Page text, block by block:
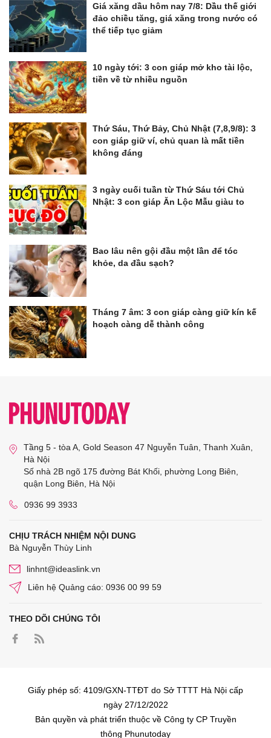
Giá xăng dầu hôm nay 7/8: Dầu thế giới
đảo chiều tăng, giá xăng trong nước có
thể tiếp tục giảm
10 ngày tới: 3 con giáp mở kho tài lộc,
tiền về từ nhiều nguồn
Thứ Sáu, Thứ Bảy, Chủ Nhật (7,8,9/8): 3
con giáp giữ ví, chủ quan là mất tiền
không đáng
3 ngày cuối tuần từ Thứ Sáu tới Chủ
Nhật: 3 con giáp Ăn Lộc Mẫu giàu to
Bao lâu nên gội đầu một lần để tóc
khỏe, da đầu sạch?
Tháng 7 âm: 3 con giáp càng giữ kín kế
hoạch càng dễ thành công
Tầng 5 - tòa A, Gold Season 47 Nguyễn Tuân, Thanh Xuân,
Hà Nội
Số nhà 2B ngõ 175 đường Bát Khối, phường Long Biên,
quận Long Biên, Hà Nội
0936 99 3933
CHỊU TRÁCH NHIỆM NỘI DUNG
Bà Nguyễn Thùy Linh
linhnt@ideaslink.vn
Liên hệ Quảng cáo: 0936 00 99 59
THEO DÕI CHÚNG TÔI
Giấy phép số: 4109/GXN-TTĐT do Sở TTTT Hà Nội cấp
ngày 27/12/2022
Bản quyền và phát triển thuộc về Công ty CP Truyền
thông Phunutoday